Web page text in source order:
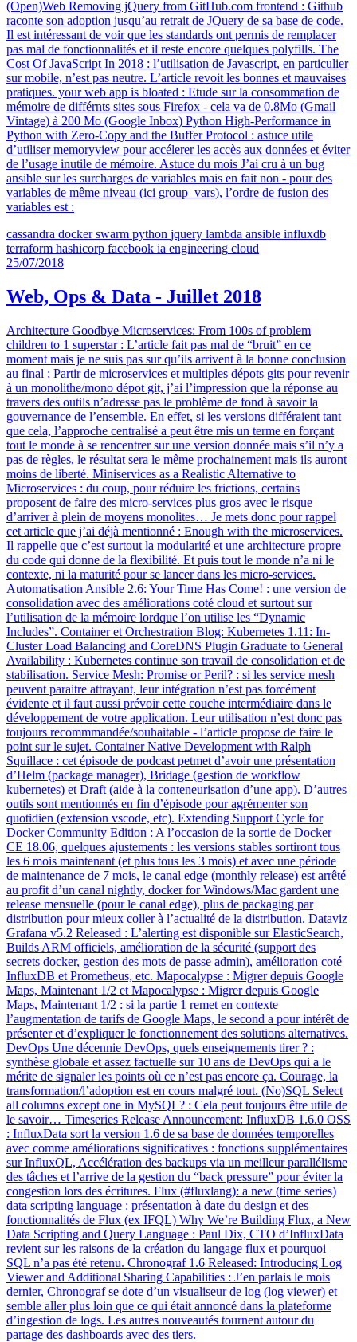
(Open)Web Removing jQuery from GitHub.com frontend : Github
raconte son adoption jusqu’au retrait de JQuery de sa base de code.
Il est intéressant de voir que les standards ont permis de remplacer
pas mal de fonctionnalités et il reste encore quelques polyfills. The
Cost Of JavaScript In 2018 : l’utilisation de Javascript, en particulier
sur mobile, n’est pas neutre. L’article revoit les bonnes et mauvaises
pratiques. your web app is bloated : Etude sur la consommation de
mémoire de différnts sites sous Firefox - cela va de 0.8Mo (Gmail
Vintage) à 200 Mo (Google Inbox) Python High-Performance in
Python with Zero-Copy and the Buffer Protocol : astuce utile
d’utiliser memoryview pour accélerer les accès aux données et éviter
de l’usage inutile de mémoire. Astuce du mois J’ai cru à un bug
ansible sur les surcharges de variables mais en fait non - pour des
variables de même niveau (ici group_vars), l’ordre de fusion des
variables est :
cassandra docker swarm python jquery lambda ansible influxdb
terraform hashicorp facebook ia engineering cloud
25/07/2018
Web, Ops & Data - Juillet 2018
Architecture Goodbye Microservices: From 100s of problem
children to 1 superstar : L’article fait pas mal de “bruit” en ce
moment mais je ne suis pas sur qu’ils arrivent à la bonne conclusion
au final ; Partir de microservices et multiples dépots gits pour revenir
à un monolithe/mono dépot git, j’ai l’impression que la réponse au
travers des outils n’adresse pas le problème de fond à savoir la
gouvernance de l’ensemble. En effet, si les versions différaient tant
que cela, l’approche centralisé a peut être mis un terme en forçant
tout le monde à se rencentrer sur une version donnée mais s’il n’y a
pas de règles, le résultat sera le même prochainement mais ils auront
moins de liberté. Miniservices as a Realistic Alternative to
Microservices : du coup, pour réduire les frictions, certains
proposent de faire des micro-services plus gros avec le risque
d’arriver à plein de moyens monolites… Je mets donc pour rappel
cet article que j’ai déjà mentionné : Enough with the microservices.
Il rappelle que c’est surtout la modularité et une architecture propre
du code qui donne de la flexibilité. Et puis tout le monde n’a ni le
contexte, ni la maturité pour se lancer dans les micro-services.
Automatisation Ansible 2.6: Your Time Has Come! : une version de
consolidation avec des améliorations coté cloud et surtout sur
l’utilisation de la mémoire lordque l’on utilise les “Dynamic
Includes”. Container et Orchestration Blog: Kubernetes 1.11: In-
Cluster Load Balancing and CoreDNS Plugin Graduate to General
Availability : Kubernetes continue son travail de consolidation et de
stabilisation. Service Mesh: Promise or Peril? : si les service mesh
peuvent paraitre attrayant, leur intégration n’est pas forcément
évidente et il faut aussi prévoir cette couche intermédiaire dans le
développement de votre application. Leur utilisation n’est donc pas
toujours recommmandée/souhaitable - l’article propose de faire le
point sur le sujet. Container Native Development with Ralph
Squillace : cet épisode de podcast petmet d’avoir une présentation
d’Helm (package manager), Bridage (gestion de workflow
kubernetes) et Draft (aide à la conteneurisation d’une app). D’autres
outils sont mentionnés en fin d’épisode pour agrémenter son
quotidien (extension vscode, etc). Extending Support Cycle for
Docker Community Edition : A l’occasion de la sortie de Docker
CE 18.06, quelques ajustements : les versions stables sortiront tous
les 6 mois maintenant (et plus tous les 3 mois) et avec une période
de maintenance de 7 mois, le canal edge (monthly release) est arrêté
au profit d’un canal nightly, docker for Windows/Mac gardent une
release mensuelle (pour le canal edge), plus de packaging par
distribution pour mieux coller à l’actualité de la distribution. Dataviz
Grafana v5.2 Released : L’alerting est disponible sur ElasticSearch,
Builds ARM officiels, amélioration de la sécurité (support des
secrets docker, gestion des mots de passe admin), amélioration coté
InfluxDB et Prometheus, etc. Mapocalypse : Migrer depuis Google
Maps, Maintenant 1/2 et Mapocalypse : Migrer depuis Google
Maps, Maintenant 1/2 : si la partie 1 remet en contexte
l’augmentation de tarifs de Google Maps, le second a pour intérêt de
présenter et d’expliquer le fonctionnement des solutions alternatives.
DevOps Une décennie DevOps, quels enseignements tirer ? :
synthèse globale et assez factuelle sur 10 ans de DevOps qui a le
mérite de signaler les points où ce n’est pas encore ça. Courage, la
transformation/l’adoption est en cours malgré tout. (No)SQL Select
all columns except one in MySQL? : Cela peut toujours être utile de
le savoir… Timeseries Release Announcement: InfluxDB 1.6.0 OSS
: InfluxData sort la version 1.6 de sa base de données temporelles
avec comme améliorations significatives : fonctions supplémentaires
sur InfluxQL, Accélération des backups via un meilleur parallélisme
des tâches et l’arrive de la gestion du “back pressure” pour éviter la
congestion lors des écritures. Flux (#fluxlang): a new (time series)
data scripting language : présentation à date du design et des
fonctionnalités de Flux (ex IFQL) Why We’re Building Flux, a New
Data Scripting and Query Language : Paul Dix, CTO d’InfluxData
revient sur les raisons de la création du langage flux et pourquoi
SQL n’a pas été retenu. Chronograf 1.6 Released: Introducing Log
Viewer and Additional Sharing Capabilities : J’en parlais le mois
dernier, Chronograf se dote d’un visualiseur de log (log viewer) et
semble aller plus loin que ce qui était annoncé dans la plateforme
d’ingestion de logs. Les autres nouveautés tournent autour du
partage des dashboards avec des tiers.